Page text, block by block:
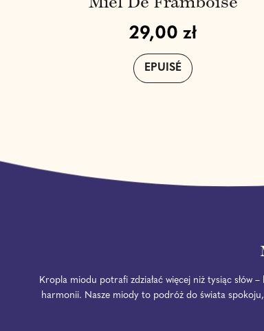
29,00 zł
EPUISÉ
,
Kropla miodu potrafi zdziałać więcej niż tysiąc słów
harmonii. Nasze miody to podróż do świata